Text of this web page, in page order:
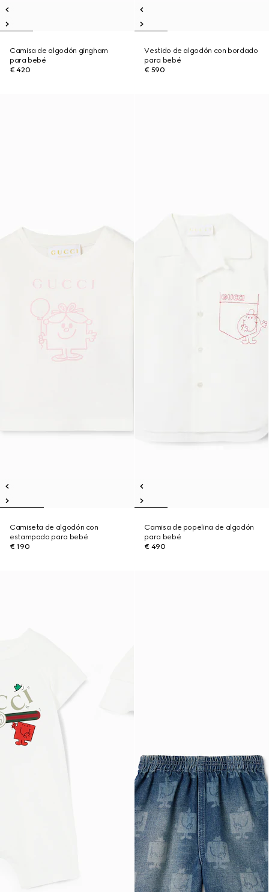
Camisa de algodón gingham
para bebé
€ 420
Vestido de algodón con bordado
para bebé
€ 590
Camiseta de algodón con
estampado para bebé
€ 190
Camisa de popelina de algodón
para bebé
€ 490